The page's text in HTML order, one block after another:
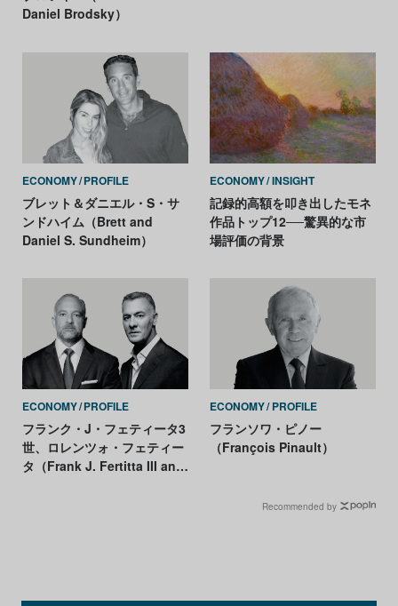
Daniel Brodsky）
ECONOMY PROFILE
ブレット＆ダニエル・S・サ
ンドハイム（Brett and
Daniel S. Sundheim）
ECONOMY INSIGHT
記録的高額を叩き出したモネ
作品トップ12──驚異的な市
場評価の背景
ECONOMY PROFILE
フランク・J・フェティータ3
世、ロレンツォ・フェティー
タ（Frank J. Fertitta III and
ECONOMY PROFILE
フランソワ・ピノー
（François Pinault）
Recommended by